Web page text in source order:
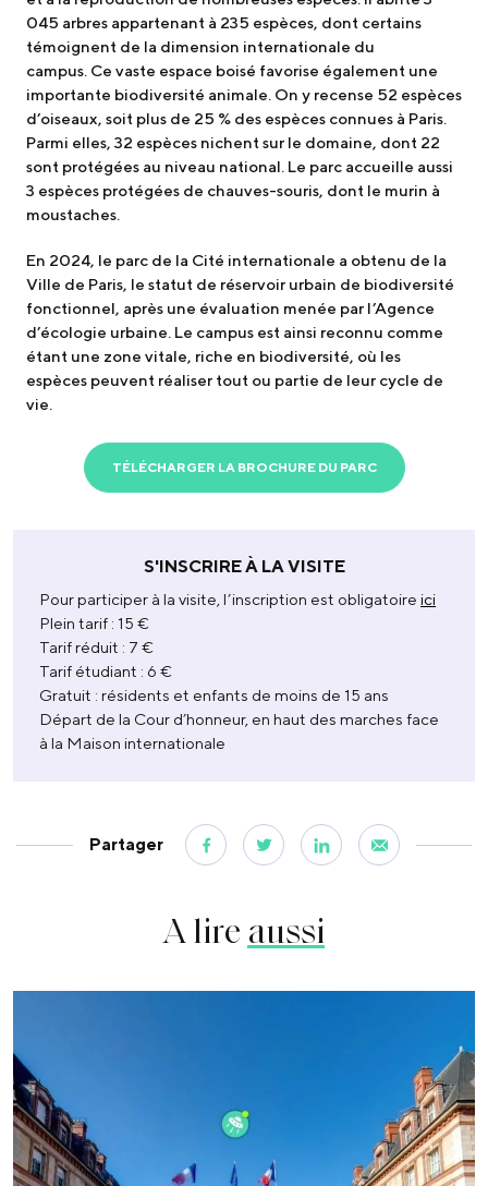
045 arbres appartenant à 235 espèces, dont certains
témoignent de la dimension internationale du
campus. Ce vaste espace boisé favorise également une
importante biodiversité animale. On y recense 52 espèces
d’oiseaux, soit plus de 25 % des espèces connues à Paris.
Parmi elles, 32 espèces nichent sur le domaine, dont 22
sont protégées au niveau national. Le parc accueille aussi
3 espèces protégées de chauves-souris, dont le murin à
moustaches.
En 2024, le parc de la Cité internationale a obtenu de la
Ville de Paris, le statut de réservoir urbain de biodiversité
fonctionnel, après une évaluation menée par l’Agence
d’écologie urbaine. Le campus est ainsi reconnu comme
étant une zone vitale, riche en biodiversité, où les
espèces peuvent réaliser tout ou partie de leur cycle de
vie.
TÉLÉCHARGER LA BROCHURE DU PARC
S'INSCRIRE À LA VISITE
Pour participer à la visite, l’inscription est obligatoire ici
Plein tarif : 15 €
Tarif réduit : 7 €
Tarif étudiant : 6 €
Gratuit : résidents et enfants de moins de 15 ans
Départ de la Cour d’honneur, en haut des marches face
à la Maison internationale
Partager
A lire aussi